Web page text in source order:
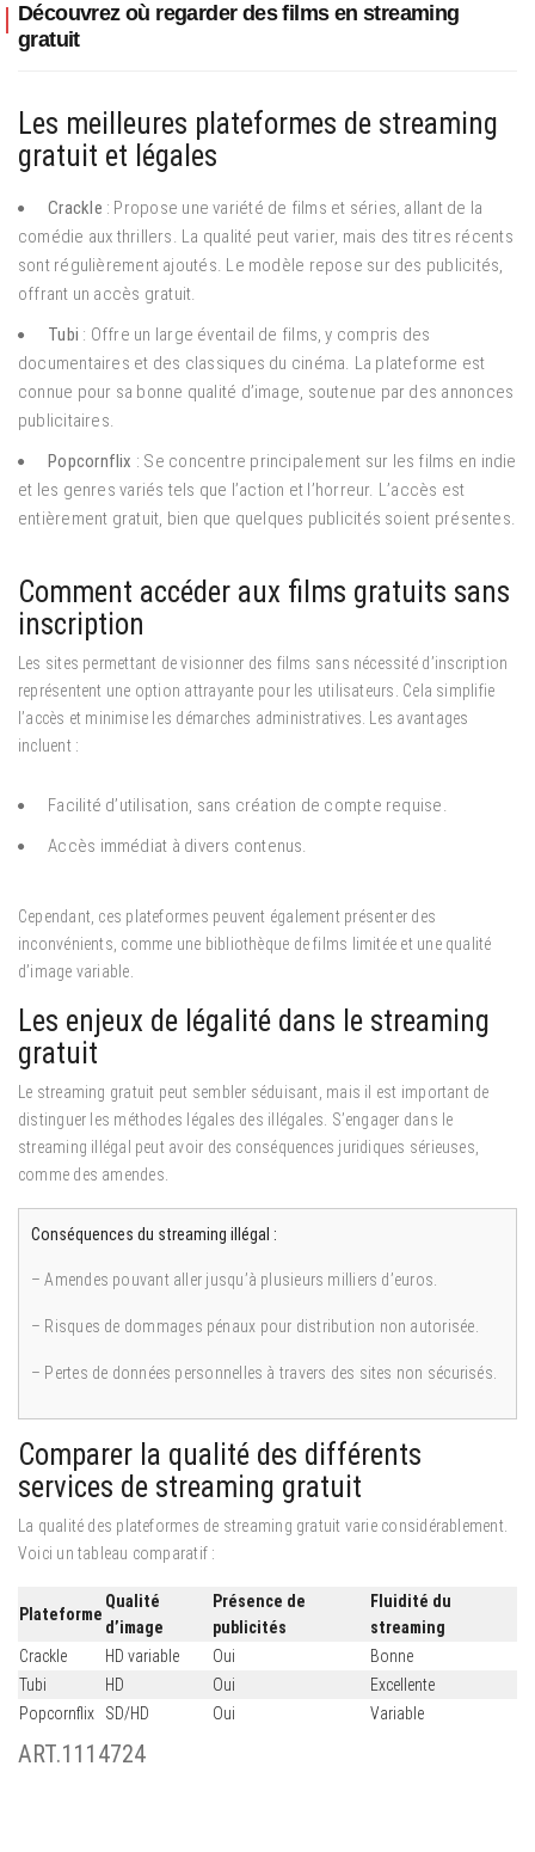
Découvrez où regarder des films en streaming
gratuit
Les meilleures plateformes de streaming
gratuit et légales
Crackle : Propose une variété de films et séries, allant de la
comédie aux thrillers. La qualité peut varier, mais des titres récents
sont régulièrement ajoutés. Le modèle repose sur des publicités,
offrant un accès gratuit.
Tubi : Offre un large éventail de films, y compris des
documentaires et des classiques du cinéma. La plateforme est
connue pour sa bonne qualité d’image, soutenue par des annonces
publicitaires.
Popcornflix : Se concentre principalement sur les films en indie
et les genres variés tels que l’action et l’horreur. L’accès est
entièrement gratuit, bien que quelques publicités soient présentes.
Comment accéder aux films gratuits sans
inscription
Les sites permettant de visionner des films sans nécessité d’inscription
représentent une option attrayante pour les utilisateurs. Cela simplifie
l’accès et minimise les démarches administratives. Les avantages
incluent :
Facilité d’utilisation, sans création de compte requise.
Accès immédiat à divers contenus.
Cependant, ces plateformes peuvent également présenter des
inconvénients, comme une bibliothèque de films limitée et une qualité
d’image variable.
Les enjeux de légalité dans le streaming
gratuit
Le streaming gratuit peut sembler séduisant, mais il est important de
distinguer les méthodes légales des illégales. S’engager dans le
streaming illégal peut avoir des conséquences juridiques sérieuses,
comme des amendes.
Conséquences du streaming illégal :
– Amendes pouvant aller jusqu’à plusieurs milliers d’euros.
– Risques de dommages pénaux pour distribution non autorisée.
– Pertes de données personnelles à travers des sites non sécurisés.
Comparer la qualité des différents
services de streaming gratuit
La qualité des plateformes de streaming gratuit varie considérablement.
Voici un tableau comparatif :
Plateforme
Qualité
d’image
Présence de
publicités
Fluidité du
streaming
Crackle
HD variable Oui
Bonne
Tubi
HD Oui
Excellente
Popcornflix
SD/HD Oui Variable
ART.1114724